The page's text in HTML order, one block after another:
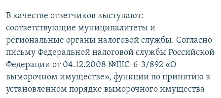
В качестве ответчиков выступают:
соответствующие муниципалитеты и
региональные органы налоговой службы. Согласно
письму Федеральной налоговой службы Российской
Федерации от 04.12.2008 №ШС-6-3/892 «О
выморочном имуществе», функции по принятию в
установленном порядке выморочного имущества